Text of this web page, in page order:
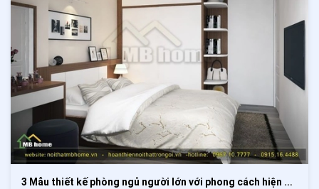
3 Mẫu thiết kế phòng ngủ người lớn với phong cách hiện đại, tao nhã